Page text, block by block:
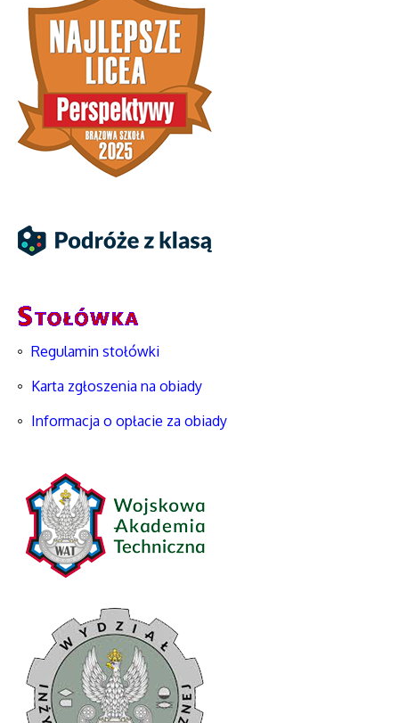
Regulamin stołówki
Karta zgłoszenia na obiady
Informacja o opłacie za obiady